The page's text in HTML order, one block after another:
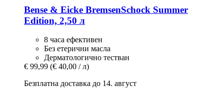
Bense & Eicke BremsenSchock Summer
Edition, 2,50 л
8 часа ефективен
Без етерични масла
Дерматологично тестван
€ 99,99 (€ 40,00 / л)
Безплатна доставка до 14. август